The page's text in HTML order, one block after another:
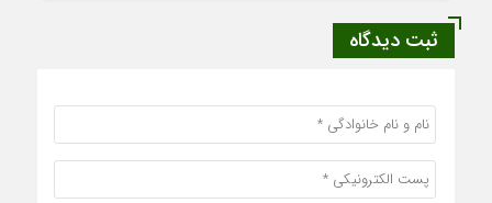
ثبت دیدگاه